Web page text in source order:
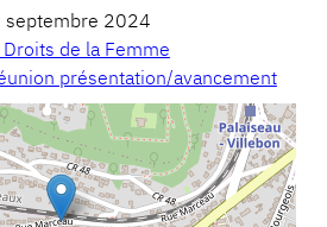
septembre 2024
de la Femme
présentation/avancement